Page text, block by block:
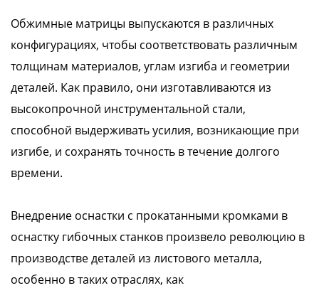
Обжимные матрицы выпускаются в различных
конфигурациях, чтобы соответствовать различным
толщинам материалов, углам изгиба и геометрии
деталей. Как правило, они изготавливаются из
высокопрочной инструментальной стали,
способной выдерживать усилия, возникающие при
изгибе, и сохранять точность в течение долгого
времени.
Внедрение оснастки с прокатанными кромками в
оснастку гибочных станков произвело революцию в
производстве деталей из листового металла,
особенно в таких отраслях, как